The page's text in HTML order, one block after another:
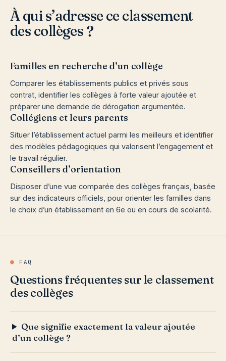
À qui s’adresse ce classement
des collèges ?
Familles en recherche d’un collège
Comparer les établissements publics et privés sous
contrat, identifier les collèges à forte valeur ajoutée et
préparer une demande de dérogation argumentée.
Collégiens et leurs parents
Situer l’établissement actuel parmi les meilleurs et identifier
des modèles pédagogiques qui valorisent l’engagement et
le travail régulier.
Conseillers d’orientation
Disposer d’une vue comparée des collèges français, basée
sur des indicateurs officiels, pour orienter les familles dans
le choix d’un établissement en 6e ou en cours de scolarité.
● FAQ
Questions fréquentes sur le classement
des collèges
Que signifie exactement la valeur ajoutée
d’un collège ?